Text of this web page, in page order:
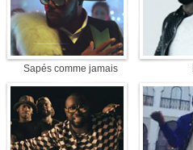
Sapés comme jamais